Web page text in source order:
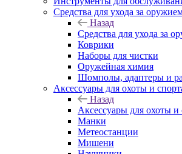
Средства для ухода за
Назад
Средства для ухода за
Коврики
Наборы для чистки
Оружейная химия
Шомполы, адаптеры и
Аксессуары для охоты и
Назад
Аксессуары для охоты и
Манки
Метеостанции
Мишени